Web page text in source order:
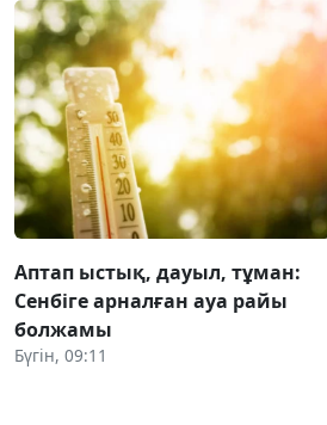
Аптап ыстық, дауыл, тұман:
Сенбіге арналған ауа райы
болжамы
Бүгін, 09:11